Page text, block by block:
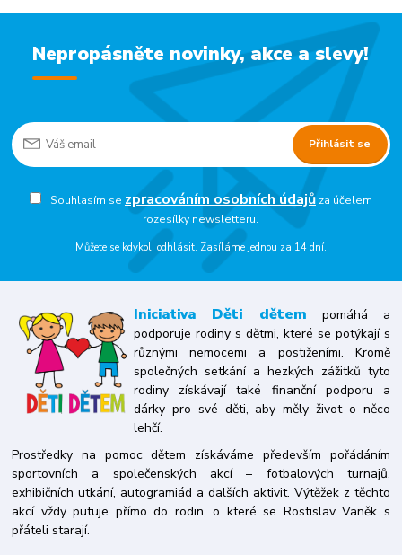
Nepropásněte novinky, akce a slevy!
Přihlásit se
Souhlasím se zpracováním osobních údajůza účelem
rozesílky newsletteru.
Můžete se kdykoli odhlásit. Zasíláme jednou za 14 dní.
Iniciativa Děti dětem pomáhá a
podporuje rodiny s dětmi, které se potýkají s
různými nemocemi a postiženími. Kromě
společných setkání a hezkých zážitků tyto
rodiny získávají také finanční podporu a
dárky pro své děti, aby měly život o něco
lehčí.
Prostředky na pomoc dětem získáváme především pořádáním
sportovních a společenských akcí – fotbalových turnajů,
exhibičních utkání, autogramiád a dalších aktivit. Výtěžek z těchto
akcí vždy putuje přímo do rodin, o které se Rostislav Vaněk s
přáteli starají.